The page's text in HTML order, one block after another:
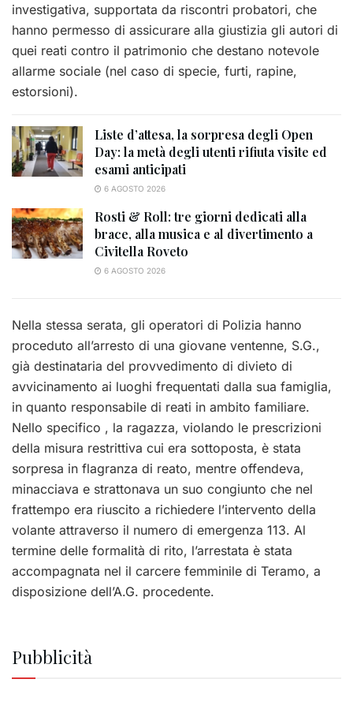
investigativa, supportata da riscontri probatori, che
hanno permesso di assicurare alla giustizia gli autori di
quei reati contro il patrimonio che destano notevole
allarme sociale (nel caso di specie, furti, rapine,
estorsioni).
Liste d’attesa, la sorpresa degli Open
Day: la metà degli utenti rifiuta visite ed
esami anticipati
6 AGOSTO 2026
Rosti & Roll: tre giorni dedicati alla
brace, alla musica e al divertimento a
Civitella Roveto
6 AGOSTO 2026
Nella stessa serata, gli operatori di Polizia hanno
proceduto all’arresto di una giovane ventenne, S.G.,
già destinataria del provvedimento di divieto di
avvicinamento ai luoghi frequentati dalla sua famiglia,
in quanto responsabile di reati in ambito familiare.
Nello specifico , la ragazza, violando le prescrizioni
della misura restrittiva cui era sottoposta, è stata
sorpresa in flagranza di reato, mentre offendeva,
minacciava e strattonava un suo congiunto che nel
frattempo era riuscito a richiedere l’intervento della
volante attraverso il numero di emergenza 113. Al
termine delle formalità di rito, l’arrestata è stata
accompagnata nel il carcere femminile di Teramo, a
disposizione dell’A.G. procedente.
Pubblicità